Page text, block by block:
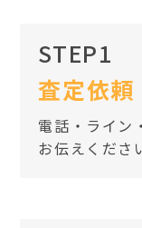
STEP1
査定依頼
電話・ライン
お伝えくださ